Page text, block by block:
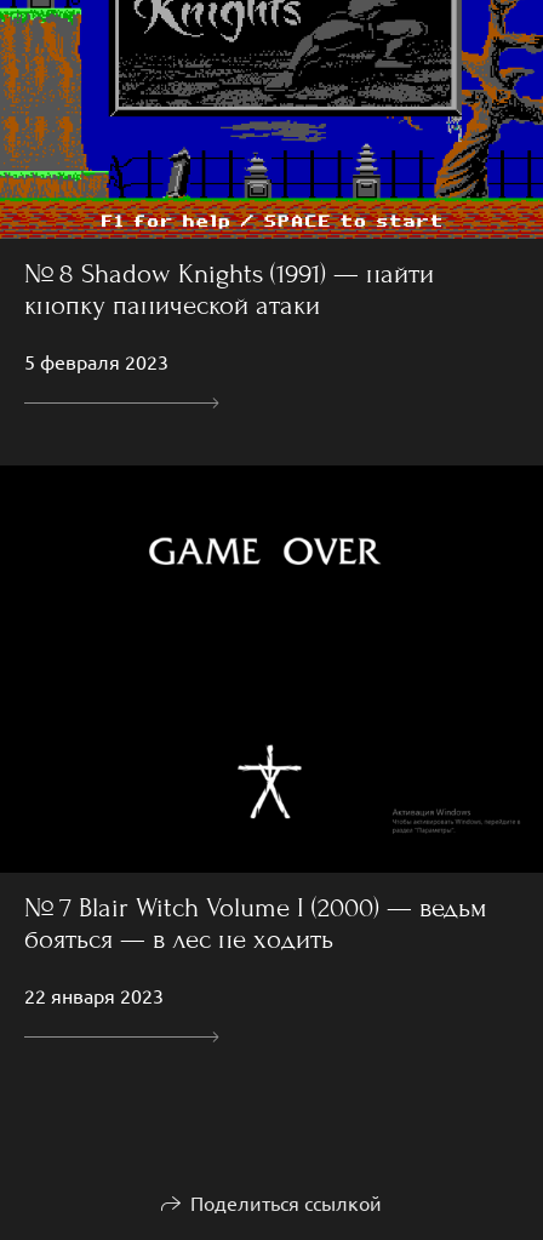
№ 8 Shadow Knights (1991) — найти
кнопку панической атаки
5 февраля 2023
№ 7 Blair Witch Volume I (2000) — ведьм
бояться — в лес не ходить
22 января 2023
Поделиться ссылкой